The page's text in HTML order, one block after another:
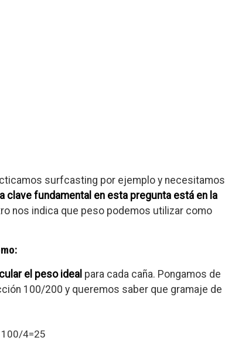
surfcasting por ejemplo y necesitamos
clave fundamental en esta pregunta está en la
nos indica que peso podemos utilizar como
el peso ideal para cada caña. Pongamos de
100/200 y queremos saber que gramaje de
100/4=25